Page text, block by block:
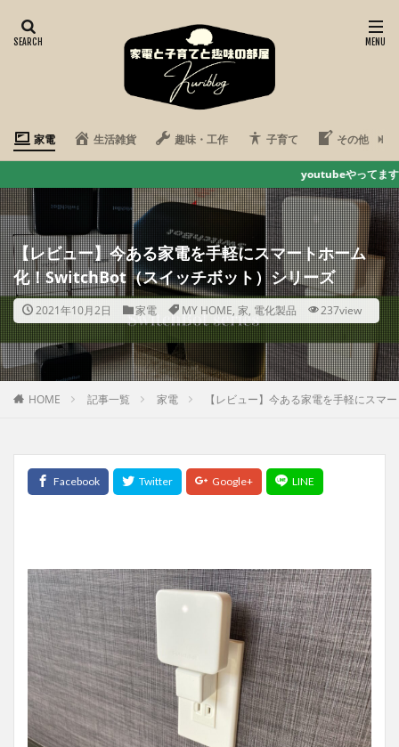
家電 生活雑貨 趣味・工作 子育て その他
youtubeやってます 疲れた心をハ
【レビュー】今ある家電を手軽にスマートホーム
化！SwitchBot（スイッチボット）シリーズ
2021年10月2日 家電 MY HOME, 家, 電化製品 237view
HOME 記事一覧 家電 【レビュー】今ある家電を手軽にスマ